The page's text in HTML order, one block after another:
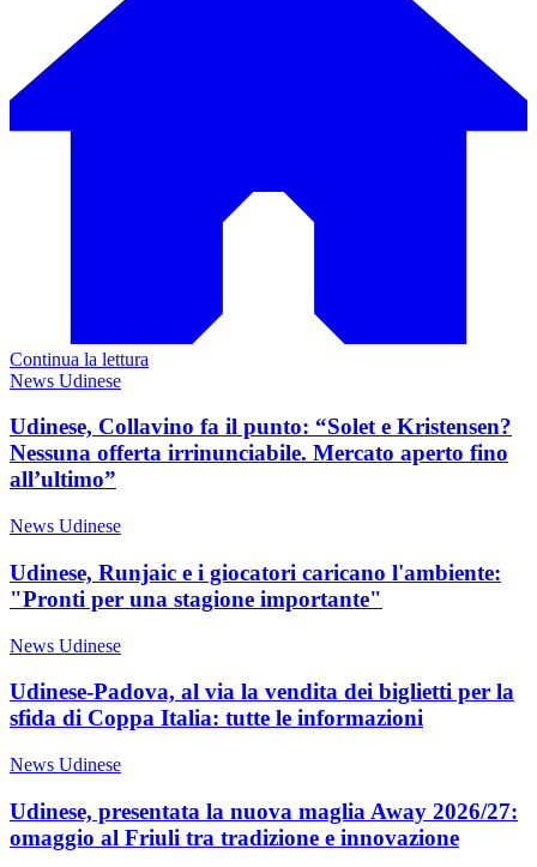
Continua la lettura
News Udinese
Udinese, Collavino fa il punto: “Solet e Kristensen?
Nessuna offerta irrinunciabile. Mercato aperto fino
all’ultimo”
News Udinese
Udinese, Runjaic e i giocatori caricano l'ambiente:
"Pronti per una stagione importante"
News Udinese
Udinese-Padova, al via la vendita dei biglietti per la
sfida di Coppa Italia: tutte le informazioni
News Udinese
Udinese, presentata la nuova maglia Away 2026/27:
omaggio al Friuli tra tradizione e innovazione